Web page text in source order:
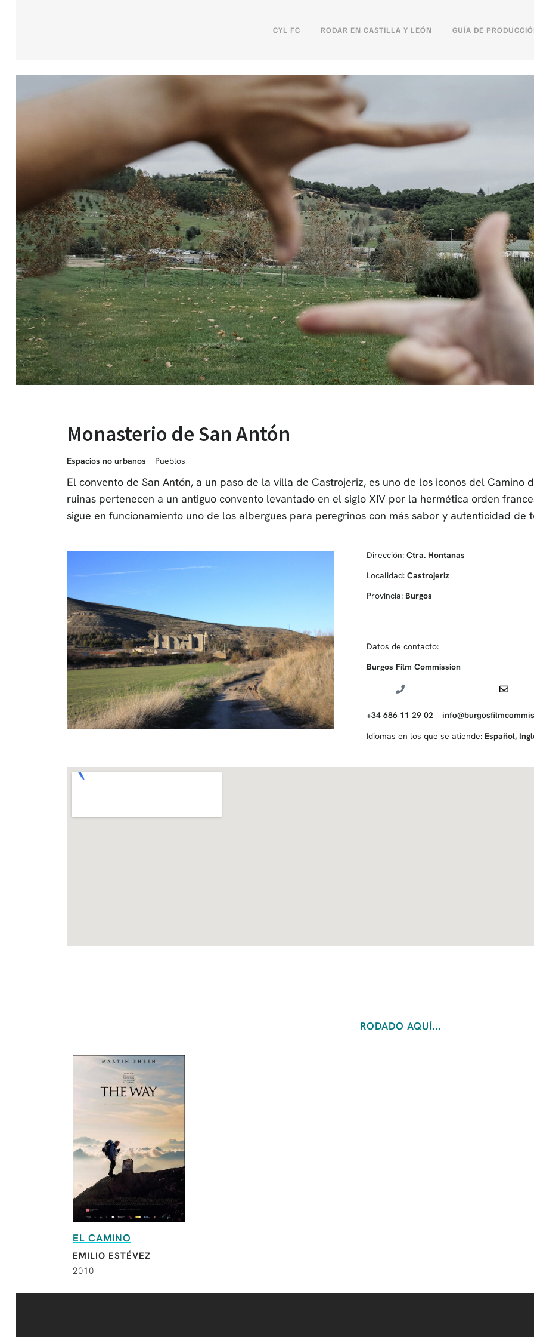
CYL FC RODAR EN CASTILLA Y LEÓN GUÍA DE
Monasterio de San Antón
Espacios no urbanos Pueblos
El convento de San Antón, a un paso de la villa de Castrojeriz, es uno de los iconos del Camino
ruinas pertenecen a un antiguo convento levantado en el siglo XIV por la hermética orden
sigue en funcionamiento uno de los albergues para peregrinos con más sabor y autenticidad de
Dirección: Ctra. Hontanas
Localidad: Castrojeriz
Provincia: Burgos
Datos de contacto:
Burgos Film Commission
+34 686 11 29 02
Idiomas en los que se atiende: Español,
RODADO AQUÍ...
EL CAMINO
EMILIO ESTÉVEZ
2010